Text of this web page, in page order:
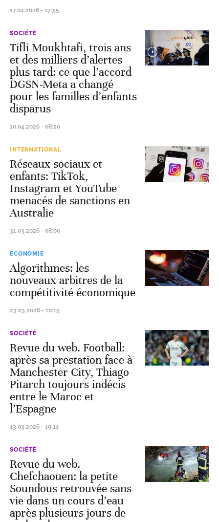
17.04.2026 - 17:55
SOCIÉTÉ
Tifli Moukhtafi, trois ans
et des milliers d’alertes
plus tard: ce que l’accord
DGSN-Meta a changé
pour les familles d’enfants
disparus
10.04.2026 - 08:20
INTERNATIONAL
Réseaux sociaux et
enfants: TikTok,
Instagram et YouTube
menacés de sanctions en
Australie
31.03.2026 - 08:00
ECONOMIE
Algorithmes: les
nouveaux arbitres de la
compétitivité économique
23.03.2026 - 10:15
SOCIÉTÉ
Revue du web. Football:
après sa prestation face à
Manchester City, Thiago
Pitarch toujours indécis
entre le Maroc et
l’Espagne
13.03.2026 - 19:11
SOCIÉTÉ
Revue du web.
Chefchaouen: la petite
Soundous retrouvée sans
vie dans un cours d’eau
après plusieurs jours de